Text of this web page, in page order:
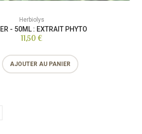
Herbiolys
- 50ML : EXTRAIT PHYTO
11,50 €
AJOUTER AU PANIER